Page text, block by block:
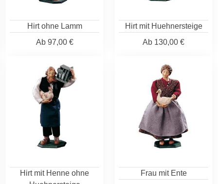
Hirt ohne Lamm
Ab97,00 €
Hirt mit Huehnersteige
Ab 130,00 €
Hirt mit Henne ohne
Frau mit Ente